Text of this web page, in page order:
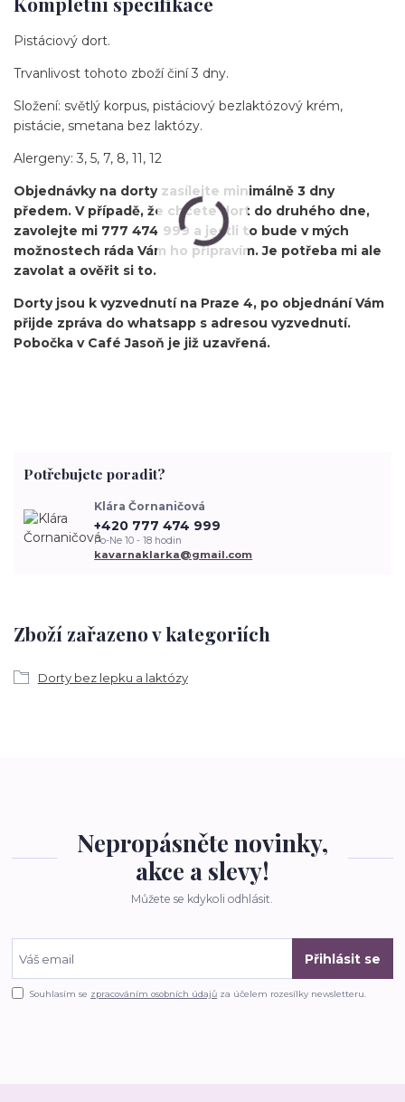
Pistáciový dort.
Trvanlivost tohoto zboží činí 3 dny.
Složení: světlý korpus, pistáciový bezlaktózový krém,
pistácie, smetana bez laktózy.
Alergeny: 3, 5, 7, 8, 11, 12
Objednávky na dorty zasílejte minimálně 3 dny
předem. V případě, že chcete dort do druhého dne,
zavolejte mi 777 474 999 a jestli to bude v mých
možnostech ráda Vám ho připravím. Je potřeba mi ale
zavolat a ověřit si to.
Dorty jsou k vyzvednutí na Praze 4, po objednání Vám
přijde zpráva do whatsapp s adresou vyzvednutí.
Pobočka v Café Jasoň je již uzavřená.
Zboží zařazeno v kategoriích
Dorty bez lepku a laktózy
Potřebujete poradit?
Klára Čornaničová
+420 777 474 999
Po-Ne 10 - 18 hodin
kavarnaklarka@gmail.com
Nepropásněte novinky,
akce a slevy!
Můžete se kdykoli odhlásit.
Přihlásit se
Souhlasím se zpracováním osobních údajů za účelem rozesílky newsletteru.